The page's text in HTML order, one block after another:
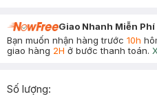
Giao Nhanh Miễn Phí
Bạn muốn nhận hàng trước 10h
giao hàng 2H ở bước thanh toán.
Số lượng: